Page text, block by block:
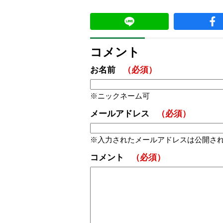
コメント
お名前 （必須）
ニックネーム可
メールアドレス （必須）
入力されたメールアドレスは公開さ
コメント （必須）